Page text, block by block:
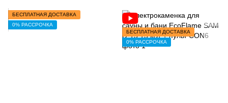
БЕСПЛАТНАЯ ДОСТАВКА
0% РАССРОЧКА
БЕСПЛАТНАЯ ДОСТАВКА
0% РАССРОЧКА